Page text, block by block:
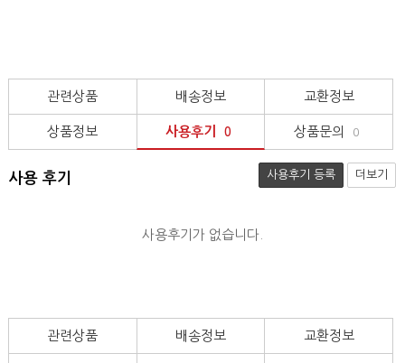
관련상품 배송정보 교환정보
상품정보 사용후기 0 상품문의 0
사용 후기 사용후기 등록 더보기
사용후기가 없습니다.
관련상품 배송정보 교환정보